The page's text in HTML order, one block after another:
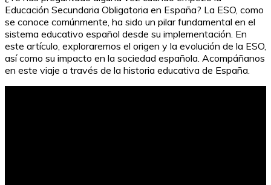
Educación Secundaria Obligatoria en España? La ESO, como
se conoce comúnmente, ha sido un pilar fundamental en el
sistema educativo español desde su implementación. En
este artículo, exploraremos el origen y la evolución de la ESO,
así como su impacto en la sociedad española. Acompáñanos
en este viaje a través de la historia educativa de España.